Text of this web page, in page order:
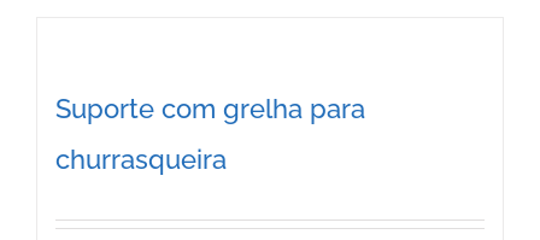
Suporte com grelha para
churrasqueira